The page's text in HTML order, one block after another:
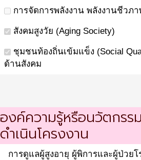
การจัดการพลังงาน พลังงานชีวภ
สังคมสูงวัย (Aging Society)
ชุมชนท้องถิ่นเข้มแข็ง (Social
ด้านสังคม
องค์ความรู้หรือนวัตกรร
ดำเนินโครงงาน
การดูแลผู้สูงอายุ ผู้พิการและผู้ป่วย